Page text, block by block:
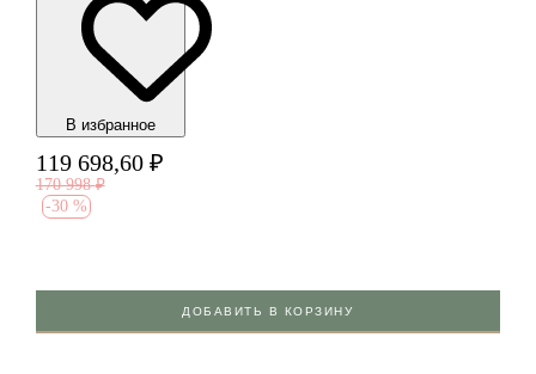
В избранноe
119 698,60 ₽
170 998 ₽
-30 %
ДОБАВИТЬ В КОРЗИНУ